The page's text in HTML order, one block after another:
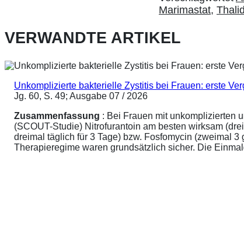
Marimastat,
VERWANDTE ARTIKEL
Unkomplizierte bakterielle Zystitis bei Frauen: erste
Jg. 60, S. 49; Ausgabe 07 / 2026
Zusammenfassung : Bei Frauen mit unkomplizierten
(SCOUT-Studie) Nitrofurantoin am besten wirksam
dreimal täglich für 3 Tage) bzw. Fosfomycin (zweimal
Therapieregime waren grundsätzlich sicher. Die